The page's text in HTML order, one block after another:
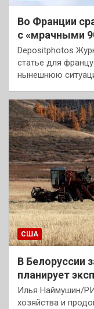
Во Франции
с «мрачными
Depositphotos
статье для
нынешнюю
США
В Белоруссии
планирует
Илья Наймушин/
хозяйства и